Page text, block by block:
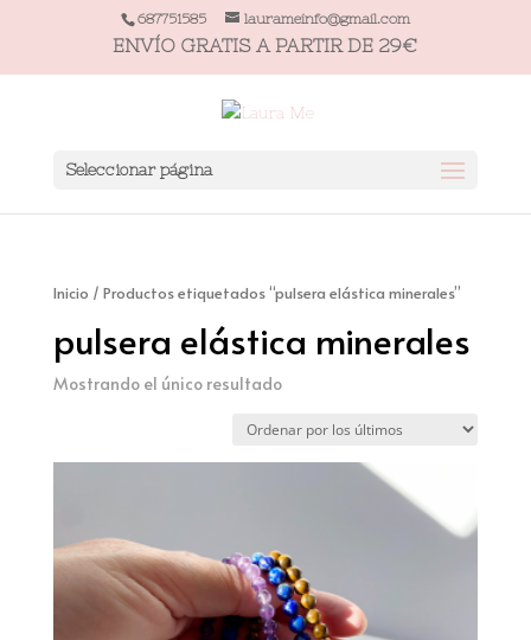
687751585 laurameinfo@gmail.com
ENVÍO GRATIS A PARTIR DE 29€
Seleccionar página
Inicio / Productos etiquetados “pulsera elástica minerales”
pulsera elástica minerales
Mostrando el único resultado